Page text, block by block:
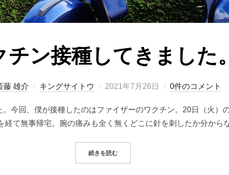
チン接種してきました。
藤 雄介 キングサイトウ
投
日:
2021年7月26日 0件のコメント
今回、僕が接種したのはファイザーのワクチン。20日（火）
経て無事帰宅。腕の痛みも全く無くどこに針を刺したか分から
続きを読む“ワクチン接種してきました。”